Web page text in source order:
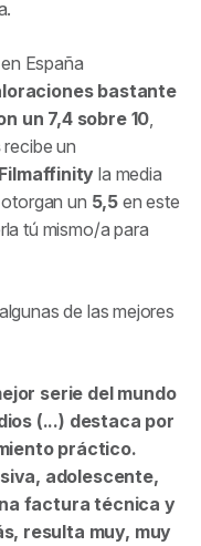
España
bastante
un 7,4 sobre 10
recibe un
Filmaffinity la media
un 5,5 en este
tú mismo/a para
de las mejores
serie del mundo
(...) destaca por
práctico.
adolescente,
factura técnica y
resulta muy, muy